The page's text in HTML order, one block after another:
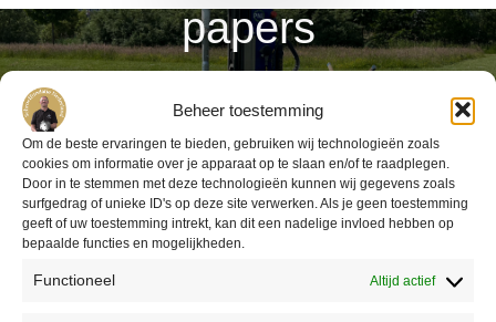
Beheer toestemming
Om de beste ervaringen te bieden, gebruiken wij technologieën zoals
cookies om informatie over je apparaat op te slaan en/of te raadplegen.
Door in te stemmen met deze technologieën kunnen wij gegevens zoals
surfgedrag of unieke ID's op deze site verwerken. Als je geen toestemming
geeft of uw toestemming intrekt, kan dit een nadelige invloed hebben op
bepaalde functies en mogelijkheden.
Functioneel Altijd actief
papers
Home